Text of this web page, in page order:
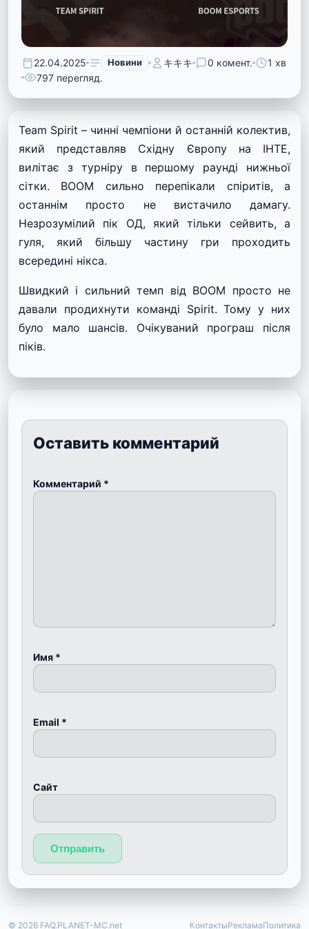
22.04.2025 Новини キキキ 0 комент.
1 хв
797 перегляд.
Team Spirit – чинні чемпіони й останній колектив,
який представляв Східну Європу на ІНТЕ,
вилітає з турніру в першому раунді нижньої
сітки. BOOM сильно перепікали спіритів, а
останнім просто не вистачило дамагу.
Незрозумілий пік ОД, який тільки сейвить, а
гуля, який більшу частину гри проходить
всередині нікса.
Швидкий і сильний темп від BOOM просто не
давали продихнути команді Spirit. Тому у них
було мало шансів. Очікуваний програш після
піків.
Оставить комментарий
Комментарий *
Имя *
Email *
Сайт
© 2026 FAQ.PLANET-MC.net КонтактыРекламаПолитика